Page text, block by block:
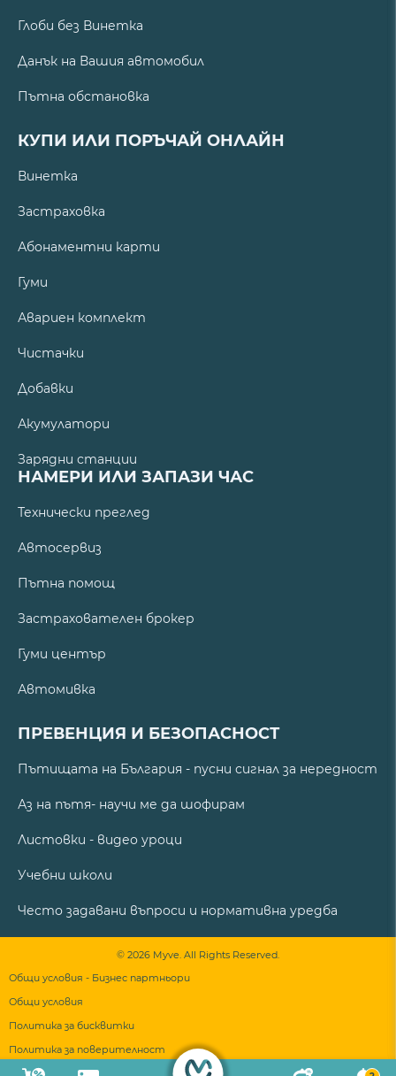
Глоби без Винетка
Данък на Вашия автомобил
Пътна обстановка
КУПИ ИЛИ ПОРЪЧАЙ ОНЛАЙН
Винетка
Застраховка
Абонаментни карти
Гуми
Авариен комплект
Чистачки
Добавки
Акумулатори
Зарядни станции
НАМЕРИ ИЛИ ЗАПАЗИ ЧАС
Технически преглед
Автосервиз
Пътна помощ
Застрахователен брокер
Гуми център
Автомивка
ПРЕВЕНЦИЯ И БЕЗОПАСНОСТ
Пътищата на България - пусни сигнал за нередност
Аз на пътя- научи ме да шофирам
Листовки - видео уроци
Учебни школи
Често задавани въпроси и нормативна уредба
© 2026 Myve. All Rights Reserved.
Общи условия - Бизнес партньори
Общи условия
Политика за бисквитки
Политика за поверителност